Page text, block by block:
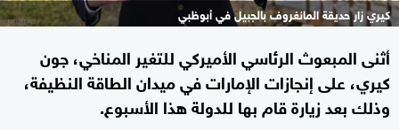
كيري زار حديقة المانغروف بالجبيل في أبوظبي
أثنى المبعوث الرئاسي الأميركي للتغير المناخي، جون
كيري، على إنجازات الإمارات في ميدان الطاقة النظيفة،
وذلك بعد زيارة قام بها للدولة هذا الأسبوع.